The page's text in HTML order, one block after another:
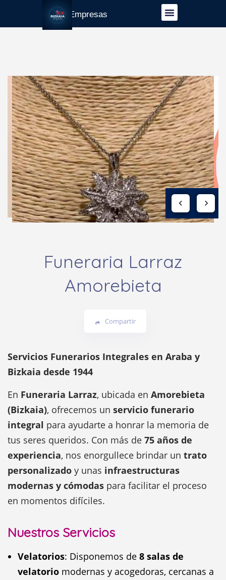
Guía Empresas
Funeraria Larraz
Amorebieta
Compartir
Servicios Funerarios Integrales en Araba y
Bizkaia desde 1944
En Funeraria Larraz, ubicada en Amorebieta
(Bizkaia), ofrecemos un servicio funerario
integral para ayudarte a honrar la memoria de
tus seres queridos. Con más de 75 años de
experiencia, nos enorgullece brindar un trato
personalizado y unas infraestructuras
modernas y cómodas para facilitar el proceso
en momentos difíciles.
Nuestros Servicios
Velatorios: Disponemos de 8 salas de
velatorio modernas y acogedoras, cercanas a